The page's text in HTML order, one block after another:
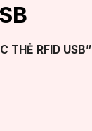
THẺ RFID USB”